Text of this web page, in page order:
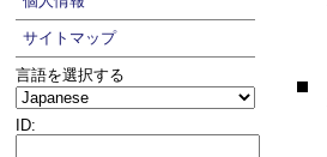
サイトマップ
言語を選択する
ID: